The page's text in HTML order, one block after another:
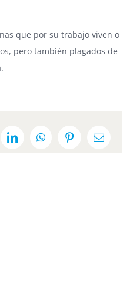
que por su trabajo viven o
pero también plagados de
LinkedInWhatsAppPinterestEmail: